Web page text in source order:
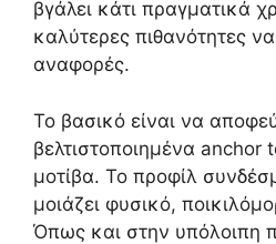
βγάλει κάτι πραγματικά
καλύτερες πιθανότητες
αναφορές.
Το βασικό είναι να
βελτιστοποιημένα anchor
μοτίβα. Το προφίλ
μοιάζει φυσικό,
Όπως και στην υπόλοιπη